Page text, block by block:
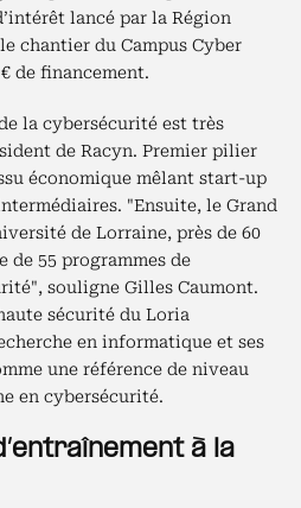
lancé par la Région
chantier du Campus Cyber
de financement.
la cybersécurité est très
de Racyn. Premier pilier
économique mêlant start-up
"Ensuite, le Grand
de Lorraine, près de 60
de 55 programmes de
souligne Gilles Caumont.
sécurité du Loria
en informatique et ses
une référence de niveau
en cybersécurité.
à la